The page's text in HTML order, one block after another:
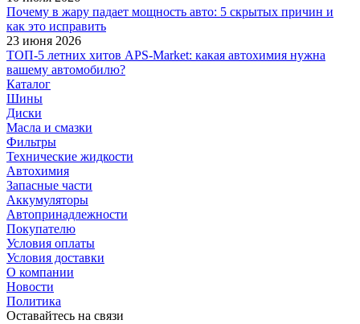
Почему в жару падает мощность авто: 5 скрытых причин и
как это исправить
23 июня 2026
ТОП-5 летних хитов APS-Market: какая автохимия нужна
вашему автомобилю?
Каталог
Шины
Диски
Масла и смазки
Фильтры
Технические жидкости
Автохимия
Запасные части
Аккумуляторы
Автопринадлежности
Покупателю
Условия оплаты
Условия доставки
О компании
Новости
Политика
Оставайтесь на связи